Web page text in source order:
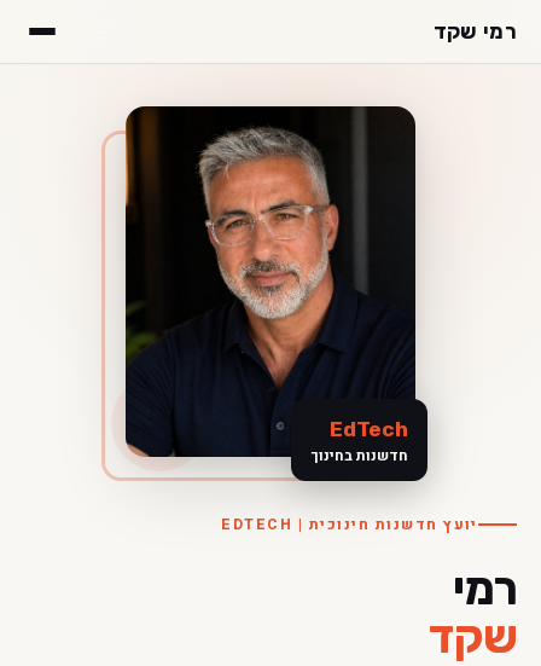
רמי שקד
יועץ חדשנות חינוכית | EDTECH
רמי
שקד
EdTech
חדשנות בחינוך